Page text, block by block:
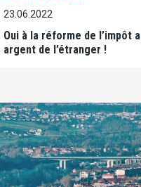
23.06.2022
Oui à la réforme de l’impôt
argent de l’étranger !